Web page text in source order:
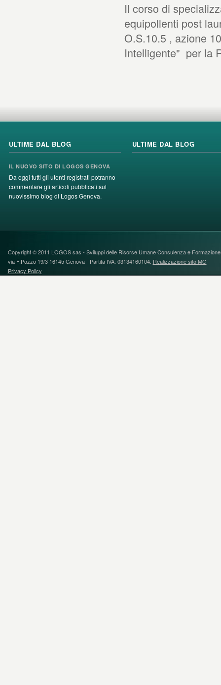
Il corso di
equipollenti post
O.S.10.5 , azione
Intelligente" per la
ULTIME DAL BLOG
IL NUOVO SITO DI LOGOS GENOVA
Da oggi tutti gli utenti registrati potranno
commentare gli articoli pubblicati sul
nuovissimo blog di Logos Genova.
ULTIME DAL BLOG
Copyright © 2011 LOGOS sas - Sviluppi delle Risorse Umane Consulenza e
via F.Pozzo 19/3 16145 Genova - Partita IVA: 03134160104. Realizzazione sito MG
Privacy Policy